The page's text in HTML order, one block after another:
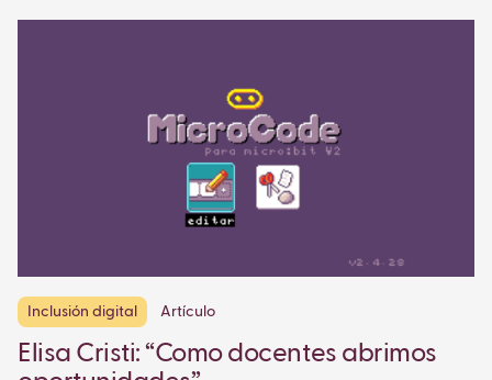
Inclusión digital Artículo
Elisa Cristi: “Como docentes abrimos